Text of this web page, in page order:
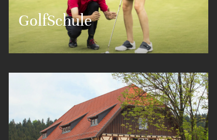
Die spektakuläre 45-Loch Golfanlage mit
traumhafter Naturkulisse besteht aus zwei 18-Loch
Golfplätzen und einem 9-Loch Course.
MEHR ERFAHREN
GolfSchule